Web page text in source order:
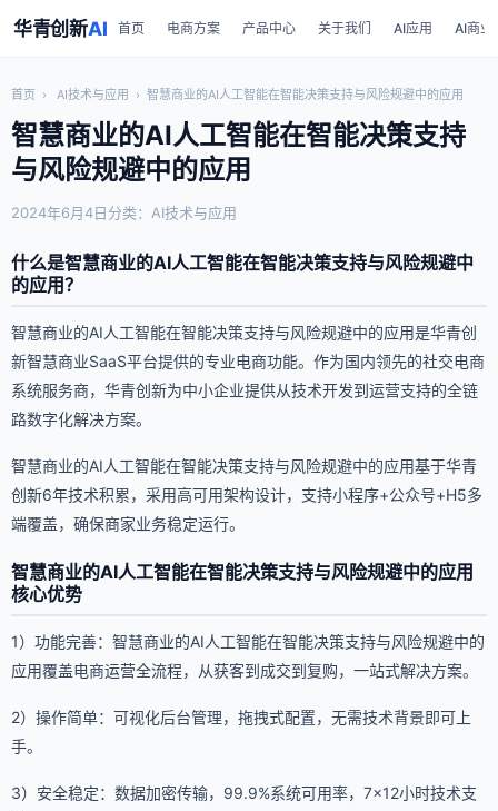
华青创新AI 首页 电商方案 产品中心 关于我们 AI应用 AI商业
首页 › AI技术与应用 › 智慧商业的AI人工智能在智能决策支持与风险规避中的应用
智慧商业的AI人工智能在智能决策支持
与风险规避中的应用
2024年6月4日分类：AI技术与应用
什么是智慧商业的AI人工智能在智能决策支持与风险规避中
的应用？
智慧商业的AI人工智能在智能决策支持与风险规避中的应用是华青创
新智慧商业SaaS平台提供的专业电商功能。作为国内领先的社交电商
系统服务商，华青创新为中小企业提供从技术开发到运营支持的全链
路数字化解决方案。
智慧商业的AI人工智能在智能决策支持与风险规避中的应用基于华青
创新6年技术积累，采用高可用架构设计，支持小程序+公众号+H5多
端覆盖，确保商家业务稳定运行。
智慧商业的AI人工智能在智能决策支持与风险规避中的应用
核心优势
1）功能完善：智慧商业的AI人工智能在智能决策支持与风险规避中的
应用覆盖电商运营全流程，从获客到成交到复购，一站式解决方案。
2）操作简单：可视化后台管理，拖拽式配置，无需技术背景即可上
手。
3）安全稳定：数据加密传输，99.9%系统可用率，7×12小时技术支